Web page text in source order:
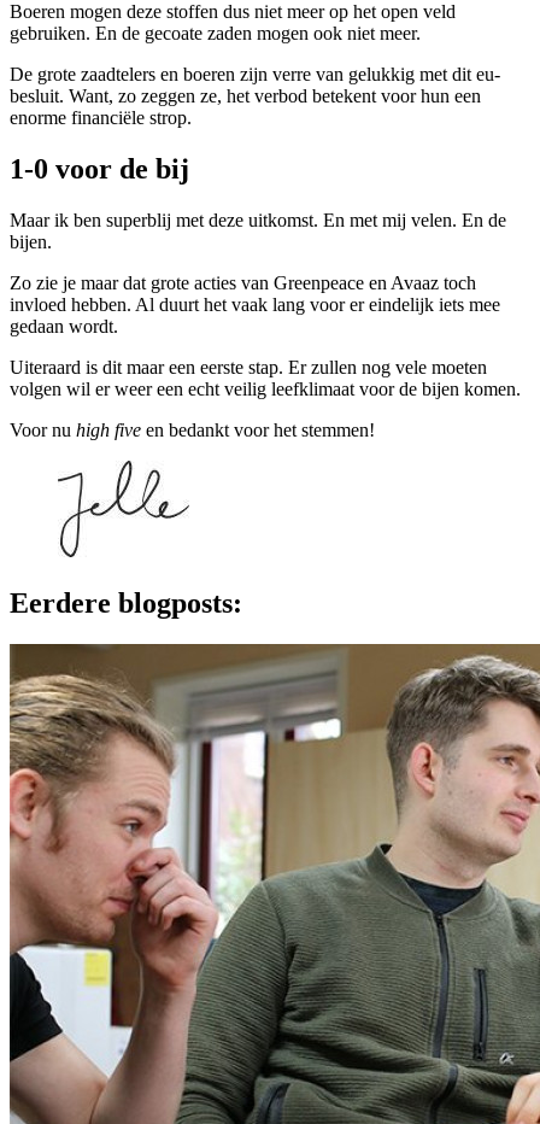
Boeren mogen deze stoffen dus niet meer op het open veld
gebruiken. En de gecoate zaden mogen ook niet meer.
De grote zaadtelers en boeren zijn verre van gelukkig met dit eu-
besluit. Want, zo zeggen ze, het verbod betekent voor hun een
enorme financiële strop.
1-0 voor de bij
Maar ik ben superblij met deze uitkomst. En met mij velen. En de
bijen.
Zo zie je maar dat grote acties van Greenpeace en Avaaz toch
invloed hebben. Al duurt het vaak lang voor er eindelijk iets mee
gedaan wordt.
Uiteraard is dit maar een eerste stap. Er zullen nog vele moeten
volgen wil er weer een echt veilig leefklimaat voor de bijen komen.
Voor nu high five en bedankt voor het stemmen!
Eerdere blogposts: